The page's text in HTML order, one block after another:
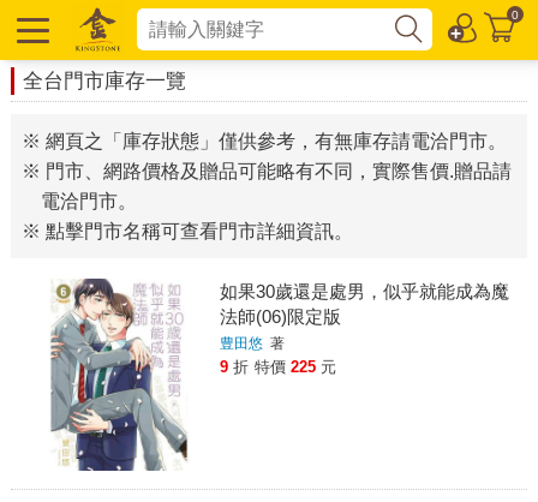
0
全台門市庫存一覽
※ 網頁之「庫存狀態」僅供參考，有無庫存請電洽門市。
※ 門市、網路價格及贈品可能略有不同，實際售價.贈品請
電洽門市。
※ 點擊門市名稱可查看門市詳細資訊。
如果30歲還是處男，似乎就能成為魔
法師(06)限定版
豊田悠 著
9 折 特價 225 元